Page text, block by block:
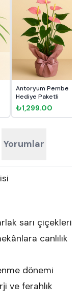
Antoryum Pembe
Hediye Paketli
₺1,299.00
Yorumlar
sarı çiçekleri
canlılık
dönemi
ve ferahlık